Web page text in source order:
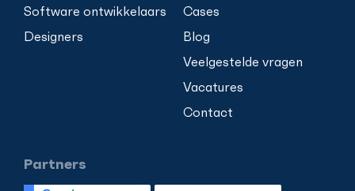
Software ontwikkelaars
Designers
Cases
Blog
Veelgestelde vragen
Vacatures
Contact
Partners